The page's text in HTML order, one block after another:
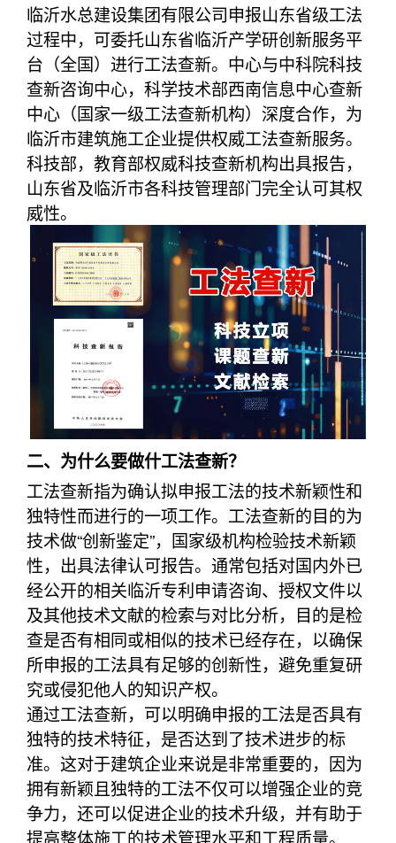
临沂水总建设集团有限公司申报山东省级工法
过程中，可委托山东省临沂产学研创新服务平
台（全国）进行工法查新。中心与中科院科技
查新咨询中心，科学技术部西南信息中心查新
中心（国家一级工法查新机构）深度合作，为
临沂市建筑施工企业提供权威工法查新服务。
科技部，教育部权威科技查新机构出具报告，
山东省及临沂市各科技管理部门完全认可其权
威性。
二、为什么要做什工法查新？
工法查新指为确认拟申报工法的技术新颖性和
独特性而进行的一项工作。工法查新的目的为
技术做“创新鉴定”，国家级机构检验技术新颖
性，出具法律认可报告。通常包括对国内外已
经公开的相关临沂专利申请咨询、授权文件以
及其他技术文献的检索与对比分析，目的是检
查是否有相同或相似的技术已经存在，以确保
所申报的工法具有足够的创新性，避免重复研
究或侵犯他人的知识产权。
通过工法查新，可以明确申报的工法是否具有
独特的技术特征，是否达到了技术进步的标
准。这对于建筑企业来说是非常重要的，因为
拥有新颖且独特的工法不仅可以增强企业的竞
争力，还可以促进企业的技术升级，并有助于
提高整体施工的技术管理水平和工程质量。